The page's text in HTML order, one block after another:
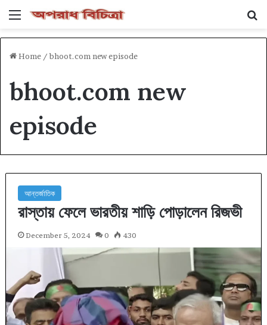
Menu
Home / bhoot.com new episode
bhoot.com new
episode
আন্তর্জাতিক
রাস্তায় ফেলে ভারতীয় শাড়ি পোড়ালেন রিজভী
December 5, 2024 0 430